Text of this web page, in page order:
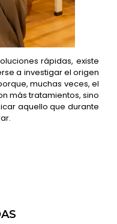
rápidas, existe
a investigar el origen
muchas veces, el
más tratamientos, sino
aquello que durante